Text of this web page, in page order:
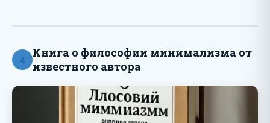
4
Книга о философии минимализма от
известного автора